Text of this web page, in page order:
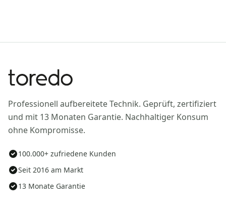
Professionell aufbereitete Technik. Geprüft, zertifiziert
und mit 13 Monaten Garantie. Nachhaltiger Konsum
ohne Kompromisse.
100.000+ zufriedene Kunden
Seit 2016 am Markt
13 Monate Garantie